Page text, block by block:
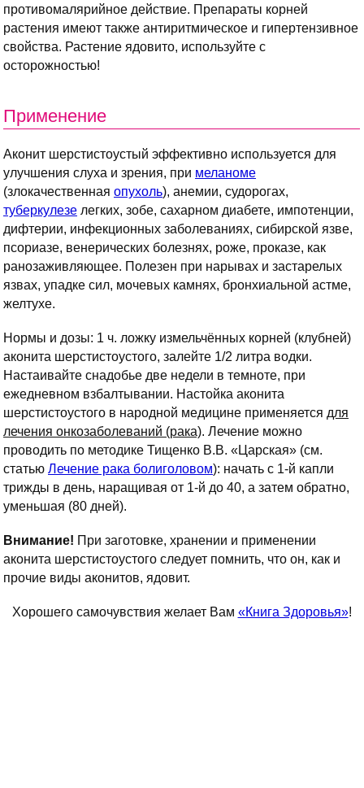
противомалярийное действие. Препараты корней
растения имеют также антиритмическое и гипертензивное
свойства. Растение ядовито, используйте с
осторожностью!
Применение
Аконит шерстистоустый эффективно используется для
улучшения слуха и зрения, при меланоме
(злокачественная опухоль), анемии, судорогах,
туберкулезе легких, зобе, сахарном диабете, импотенции,
дифтерии, инфекционных заболеваниях, сибирской язве,
псориазе, венерических болезнях, роже, проказе, как
ранозаживляющее. Полезен при нарывах и застарелых
язвах, упадке сил, мочевых камнях, бронхиальной астме,
желтухе.
Нормы и дозы: 1 ч. ложку измельчённых корней (клубней)
аконита шерстистоустого, залейте 1/2 литра водки.
Настаивайте снадобье две недели в темноте, при
ежедневном взбалтывании. Настойка аконита
шерстистоустого в народной медицине применяется для
лечения онкозаболеваний (рака). Лечение можно
проводить по методике Тищенко В.В. «Царская» (см.
статью Лечение рака болиголовом): начать с 1-й капли
трижды в день, наращивая от 1-й до 40, а затем обратно,
уменьшая (80 дней).
Внимание! При заготовке, хранении и применении
аконита шерстистоустого следует помнить, что он, как и
прочие виды аконитов, ядовит.
Хорошего самочувствия желает Вам «Книга Здоровья»!